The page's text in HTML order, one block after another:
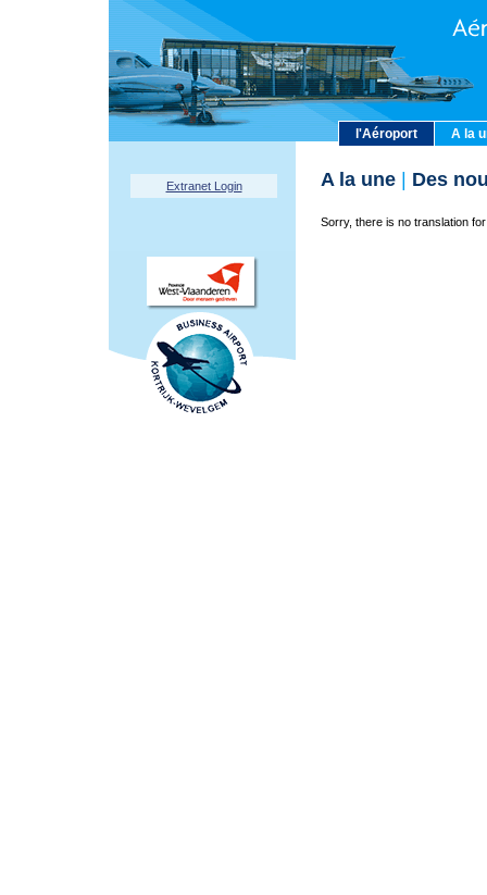
l'Aéroport A la
Extranet Login A la une Des
Sorry, there is no translation